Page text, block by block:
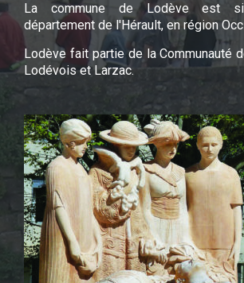
La commune de Lodève est
département de l'Hérault, en région
Lodève fait partie de la Communauté
Lodévois et Larzac.